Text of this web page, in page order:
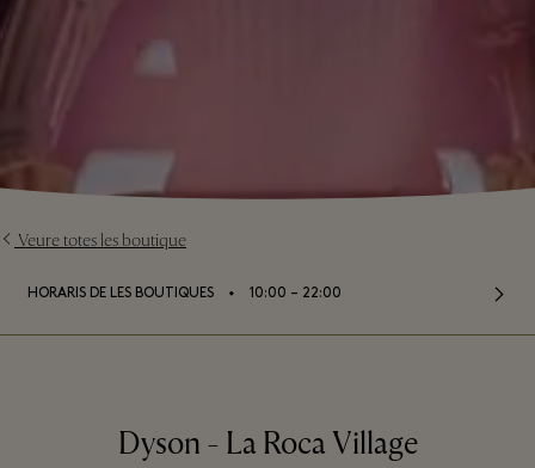
Veure totes les boutique
HORARIS DE LES BOUTIQUES ⬩ 10:00 – 22:00
Dyson - La Roca Village